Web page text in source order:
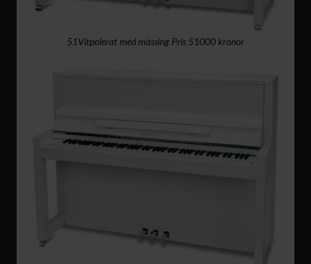
51Vitpolerat med mässing Pris 51000 kronor